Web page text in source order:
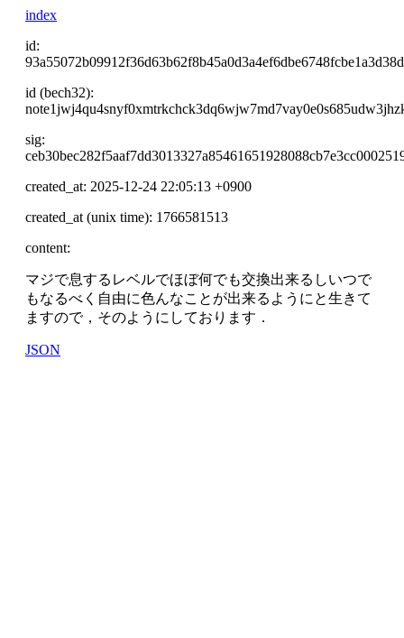
index
id:
id (bech32):
sig:
created_at: 2025-12-24 22:05:13 +0900
created_at (unix time): 1766581513
content:
マジで息するレベルでほぼ何でも交換出来るしいつで
もなるべく自由に色んなことが出来るようにと生きて
ますので，そのようにしております．
JSON